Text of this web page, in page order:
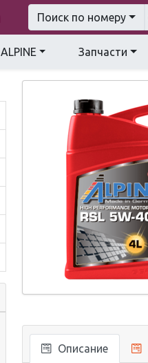
Поиск по номеру
ALPINE Запчасти
Описание